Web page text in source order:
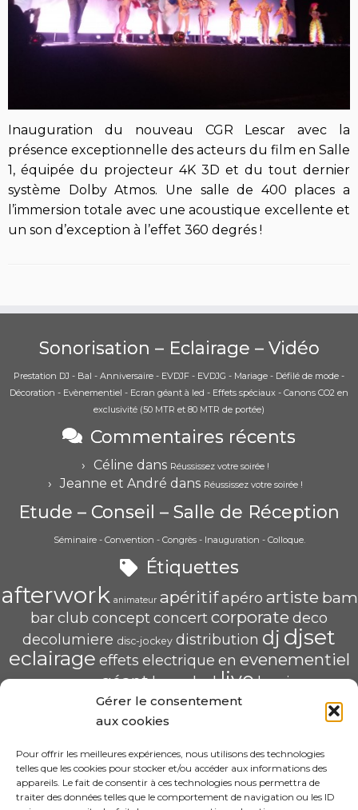
Gérer le consentement
aux cookies
Pour offrir les meilleures expériences, nous utilisons des technologies
telles que les cookies pour stocker et/ou accéder aux informations des
appareils. Le fait de consentir à ces technologies nous permettra de
traiter des données telles que le comportement de navigation ou les ID
Inauguration du nouveau CGR Lescar avec la
présence exceptionnelle des acteurs du film en Salle
1, équipée du projecteur 4K 3D et du tout dernier
système Dolby Atmos. Une salle de 400 places a
l’immersion totale avec une acoustique excellente et
un son d’exception à l’effet 360 degrés !
Sonorisation – Eclairage – Vidéo
Prestation DJ - Bal - Anniversaire - EVDJF - EVDJG - Mariage - Défilé de mode -
Décoration - Evènementiel - Ecran géant à led - Effets spéciaux - Canons CO2 en
exclusivité (50 MTR et 80 MTR de portée)
Commentaires récents
Céline dans Réussissez votre soirée !
Jeanne et André dans Réussissez votre soirée !
Etude – Conseil – Salle de Réception
Séminaire - Convention - Congrès - Inauguration - Colloque.
Étiquettes
afterwork animateur apéritif apéro artiste bam
barclub conceptconcertcorporate deco
decolumiere disc-jockey distribution dj djset
eclairage effets electrique en evenementiel
groupegéanthaugledlivelumiere
mariagemise mix pau POP U L'AIR radio
saschahaugscenique soirée
sonorisation spécialiste structure video écran
HAUG Sascha Animation
11 Rue ADA BYRON 64000 PAU